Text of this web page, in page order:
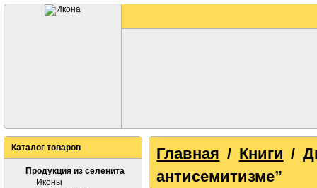
Каталог товаров
Продукция из селенита
Иконы
Главная / Книги /
антисемитизме”